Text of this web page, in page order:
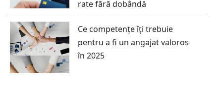
rate fără dobândă
Ce competențe îți trebuie
pentru a fi un angajat valoros
în 2025